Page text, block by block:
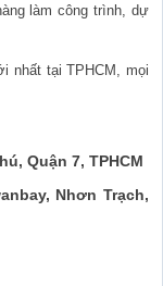
làm công trình, dự
nhất tại TPHCM, mọi
Quận 7, TPHCM
Nhơn Trạch,